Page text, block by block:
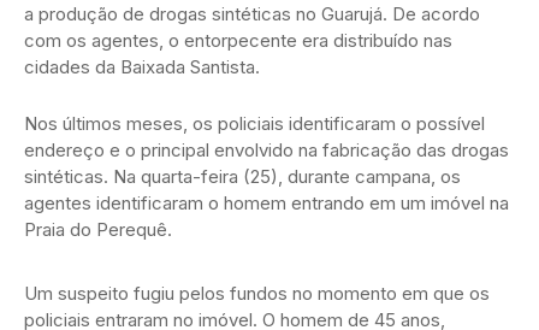
a produção de drogas sintéticas no Guarujá. De acordo
com os agentes, o entorpecente era distribuído nas
cidades da Baixada Santista.
Nos últimos meses, os policiais identificaram o possível
endereço e o principal envolvido na fabricação das drogas
sintéticas. Na quarta-feira (25), durante campana, os
agentes identificaram o homem entrando em um imóvel na
Praia do Perequê.
Um suspeito fugiu pelos fundos no momento em que os
policiais entraram no imóvel. O homem de 45 anos,